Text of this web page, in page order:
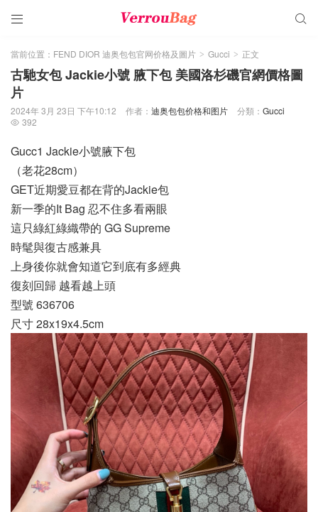
 
當前位置： FEND DIOR 迪奥包包官网价格及圖片 > Gucci > 正文
古馳女包 Jackie小號 腋下包 美國洛杉磯官網價格圖
片
2024年 3月 23日 下午10:12 作者： 迪奥包包价格和图片 分類： Gucci
 392
Gucc1 Jackie小號腋下包
（老花28cm）
GET近期愛豆都在背的Jackie包
新一季的It Bag 忍不住多看兩眼
這只綠紅綠織帶的 GG Supreme
時髦與復古感兼具
上身後你就會知道它到底有多經典
復刻回歸 越看越上頭
型號 636706
尺寸 28x19x4.5cm